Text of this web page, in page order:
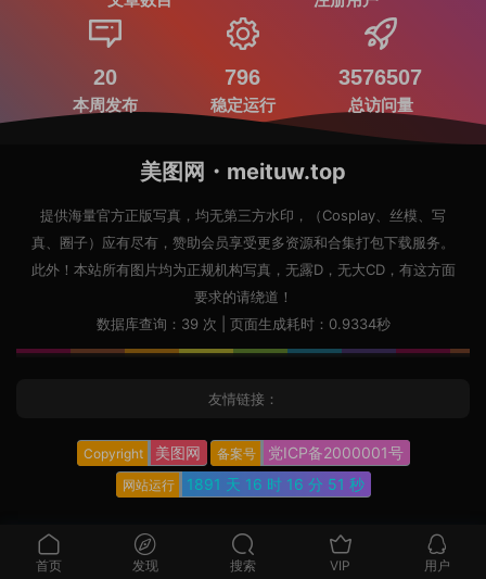
20
本周发布
796
稳定运行
3576507
总访问量
美图网・meituw.top
提供海量官方正版写真，均无第三方水印，（Cosplay、丝模、写
真、圈子）应有尽有，赞助会员享受更多资源和合集打包下载服务。
此外！本站所有图片均为正规机构写真，无露D，无大CD，有这方面
要求的请绕道！
数据库查询：39 次 | 页面生成耗时：0.9334秒
友情链接：
Copyright 美图网 备案号 党ICP备2000001号
网站运行 1891 天 16 时 16 分 52 秒
首页 发现 搜索 VIP 用户